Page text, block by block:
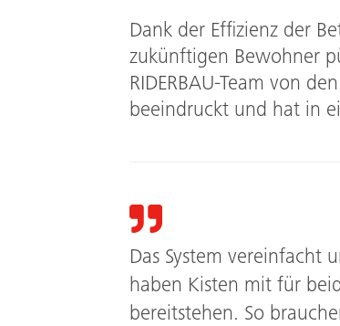
Dank der Effizienz der
zukünftigen Bewohner
RIDERBAU-Team von
beeindruckt und hat in
Das System vereinfacht
haben Kisten mit für
bereitstehen. So